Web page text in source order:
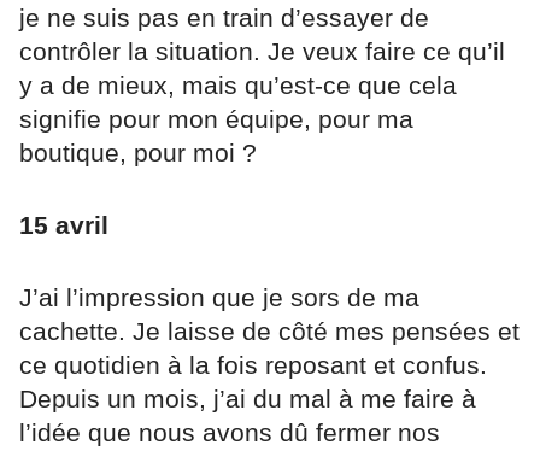
je ne suis pas en train d’essayer de
contrôler la situation. Je veux faire ce qu’il
y a de mieux, mais qu’est-ce que cela
signifie pour mon équipe, pour ma
boutique, pour moi ?
15 avril
J’ai l’impression que je sors de ma
cachette. Je laisse de côté mes pensées et
ce quotidien à la fois reposant et confus.
Depuis un mois, j’ai du mal à me faire à
l’idée que nous avons dû fermer nos